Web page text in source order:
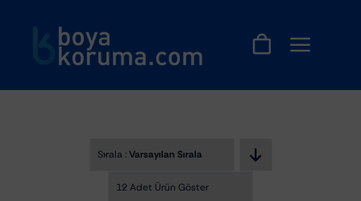
Sırala :Varsayılan Sıralama
12 Adet Ürün Göster